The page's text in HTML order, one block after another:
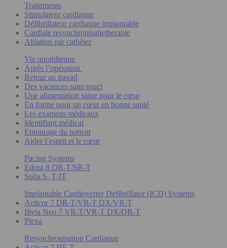
Traitements
Stimulateur cardiaque
Défibrillateur cardiaque implantable
Cardiale resynchronisatietherapie
Ablation par cathéter
Vie quotidienne
Après l’opération
Retour au travail
Des vacances sans souci
Une alimentation saine pour le cœur
En forme pour un cœur en bonne santé
Les examens médicaux
Identifiant médical
Entourage du patient
Aider l’esprit et le cœur
Pacing Systems
Edora 8 DR-T/SR-T
Solia S, T/JT
Implantable Cardioverter Defibrillator (ICD) Systems
Acticor 7 DR-T/VR-T DX/VR-T
Ilivia Neo 7 VR-T/VR-T DX/DR-T
Plexa
Resynchronisation Cardiaque